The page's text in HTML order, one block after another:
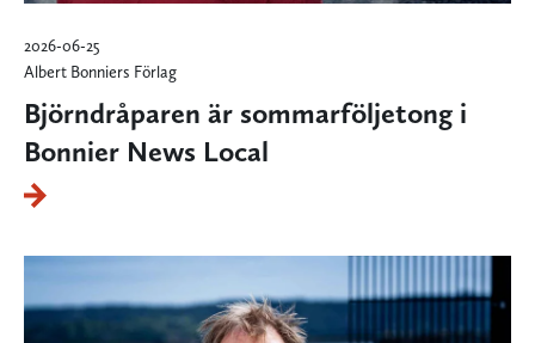
2026-06-25
Albert Bonniers Förlag
Björndråparen är sommarföljetong i
Bonnier News Local